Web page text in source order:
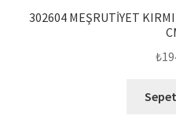
302604 MEŞRUTİYET
₺